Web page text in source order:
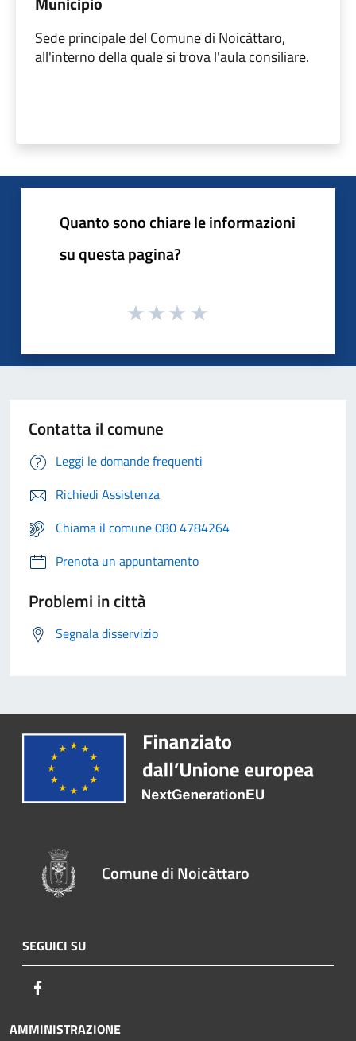
Sede principale del Comune di Noicàttaro,
all'interno della quale si trova l'aula consiliare.
Quanto sono chiare le informazioni
su questa pagina?
Contatta il comune
Leggi le domande frequenti
Richiedi Assistenza
Chiama il comune 080 4784264
Prenota un appuntamento
Problemi in città
Segnala disservizio
Comune di Noicàttaro
SEGUICI SU
AMMINISTRAZIONE